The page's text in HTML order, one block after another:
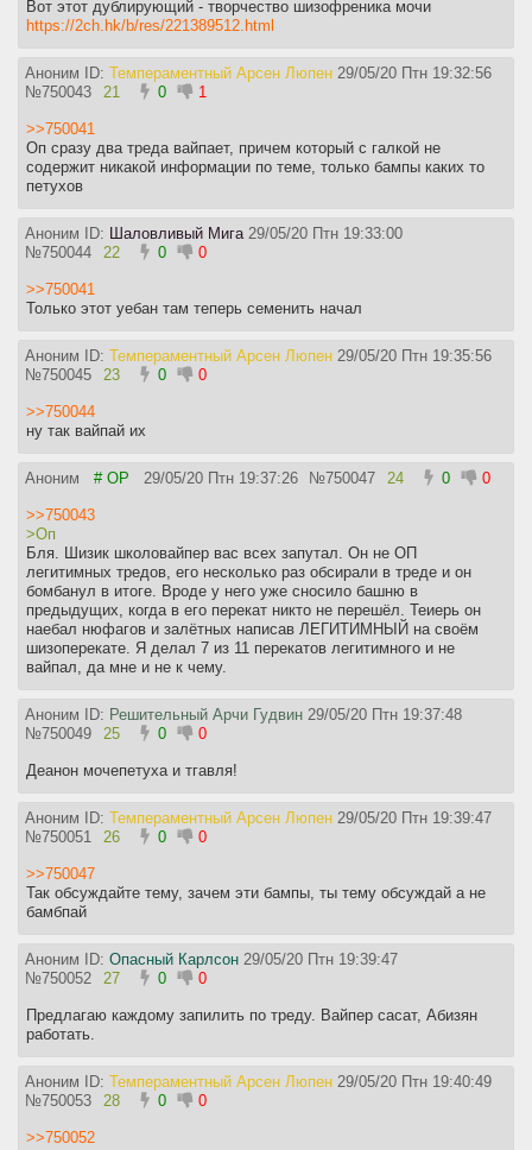
Вот этот дублирующий - творчество шизофреника мочи
https://2ch.hk/b/res/221389512.html
Аноним ID: Темпераментный Арсен Люпен 29/05/20 Птн 19:32:56
№750043 21 0 1
>>750041
Оп сразу два треда вайпает, причем который с галкой не
содержит никакой информации по теме, только бампы каких то
петухов
Аноним ID: Шаловливый Мига 29/05/20 Птн 19:33:00
№750044 22 0 0
>>750041
Только этот уебан там теперь семенить начал
Аноним ID: Темпераментный Арсен Люпен 29/05/20 Птн 19:35:56
№750045 23 0 0
>>750044
ну так вайпай их
Аноним # OP 29/05/20 Птн 19:37:26 №750047 24 0 0
>>750043
>Оп
Бля. Шизик школовайпер вас всех запутал. Он не ОП
легитимных тредов, его несколько раз обсирали в треде и он
бомбанул в итоге. Вроде у него уже сносило башню в
предыдущих, когда в его перекат никто не перешёл. Теиерь он
наебал нюфагов и залётных написав ЛЕГИТИМНЫЙ на своём
шизоперекате. Я делал 7 из 11 перекатов легитимного и не
вайпал, да мне и не к чему.
Аноним ID: Решительный Арчи Гудвин 29/05/20 Птн 19:37:48
№750049 25 0 0
Деанон мочепетуха и тгавля!
Аноним ID: Темпераментный Арсен Люпен 29/05/20 Птн 19:39:47
№750051 26 0 0
>>750047
Так обсуждайте тему, зачем эти бампы, ты тему обсуждай а не
бамбпай
Аноним ID: Опасный Карлсон 29/05/20 Птн 19:39:47
№750052 27 0 0
Предлагаю каждому запилить по треду. Вайпер сасат, Абизян
работать.
Аноним ID: Темпераментный Арсен Люпен 29/05/20 Птн 19:40:49
№750053 28 0 0
>>750052